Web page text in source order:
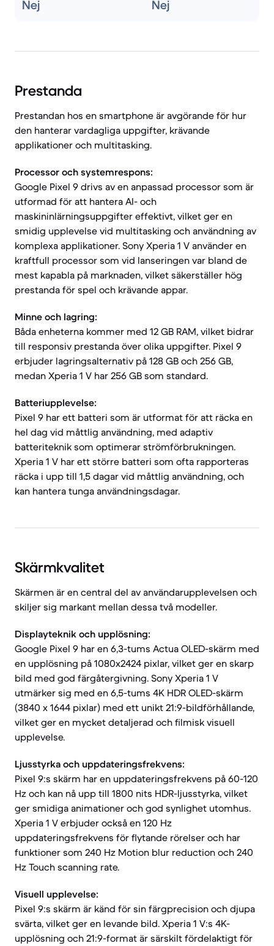
Nej Nej
Prestanda
Prestandan hos en smartphone är avgörande för hur
den hanterar vardagliga uppgifter, krävande
applikationer och multitasking.
Processor och systemrespons:
Google Pixel 9 drivs av en anpassad processor som är
utformad för att hantera AI- och
maskininlärningsuppgifter effektivt, vilket ger en
smidig upplevelse vid multitasking och användning av
komplexa applikationer. Sony Xperia 1 V använder en
kraftfull processor som vid lanseringen var bland de
mest kapabla på marknaden, vilket säkerställer hög
prestanda för spel och krävande appar.
Minne och lagring:
Båda enheterna kommer med 12 GB RAM, vilket bidrar
till responsiv prestanda över olika uppgifter. Pixel 9
erbjuder lagringsalternativ på 128 GB och 256 GB,
medan Xperia 1 V har 256 GB som standard.
Batteriupplevelse:
Pixel 9 har ett batteri som är utformat för att räcka en
hel dag vid måttlig användning, med adaptiv
batteriteknik som optimerar strömförbrukningen.
Xperia 1 V har ett större batteri som ofta rapporteras
räcka i upp till 1,5 dagar vid måttlig användning, och
kan hantera tunga användningsdagar.
Skärmkvalitet
Skärmen är en central del av användarupplevelsen och
skiljer sig markant mellan dessa två modeller.
Displayteknik och upplösning:
Google Pixel 9 har en 6,3-tums Actua OLED-skärm med
en upplösning på 1080x2424 pixlar, vilket ger en skarp
bild med god färgåtergivning. Sony Xperia 1 V
utmärker sig med en 6,5-tums 4K HDR OLED-skärm
(3840 x 1644 pixlar) med ett unikt 21:9-bildförhållande,
vilket ger en mycket detaljerad och filmisk visuell
upplevelse.
Ljusstyrka och uppdateringsfrekvens:
Pixel 9:s skärm har en uppdateringsfrekvens på 60-120
Hz och kan nå upp till 1800 nits HDR-ljusstyrka, vilket
ger smidiga animationer och god synlighet utomhus.
Xperia 1 V erbjuder också en 120 Hz
uppdateringsfrekvens för flytande rörelser och har
funktioner som 240 Hz Motion blur reduction och 240
Hz Touch scanning rate.
Visuell upplevelse:
Pixel 9:s skärm är känd för sin färgprecision och djupa
svärta, vilket ger en levande bild. Xperia 1 V:s 4K-
upplösning och 21:9-format är särskilt fördelaktigt för